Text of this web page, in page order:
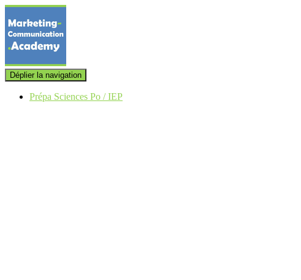
Déplier la navigation
Prépa Sciences Po / IEP